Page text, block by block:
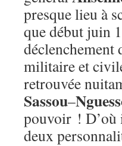
presque lieu à
que début juin
déclenchement
militaire et
retrouvée
Sassou–
pouvoir ! D’où
deux